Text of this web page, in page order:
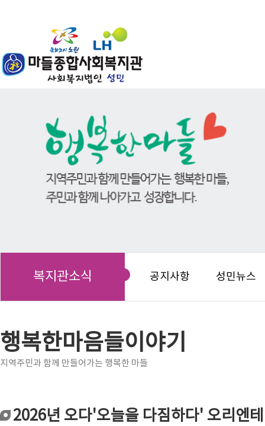
복지관소식 공지사항 성민뉴스
행복한마음들이야기
지역주민과 함께 만들어가는 행복한 마들
2026년 오다'오늘을 다짐하다' 오리엔